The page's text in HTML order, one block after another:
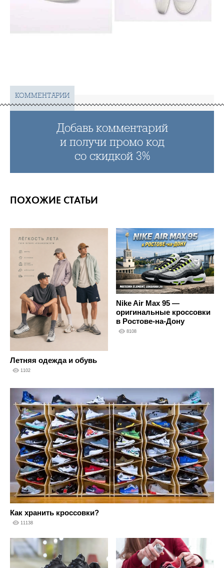
КОММЕНТАРИИ
Добавь комментарий
и получи промо код
со скидкой 3%
ПОХОЖИЕ СТАТЬИ
Летняя одежда и обувь
1102
Nike Air Max 95 —
оригинальные кроссовки
в Ростове-на-Дону
8108
Как хранить кроссовки?
11138